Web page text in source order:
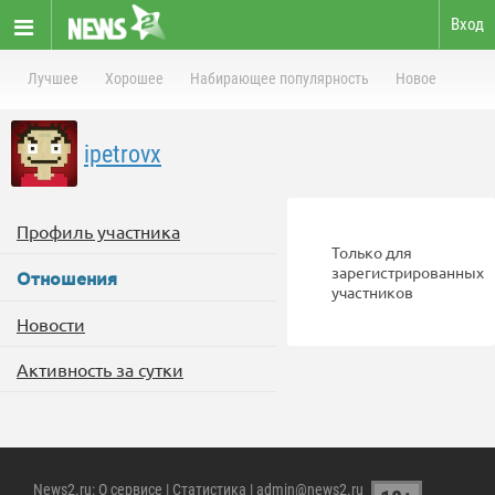
Вход
Лучшее Хорошее Набирающее популярность Новое
ipetrovx
Профиль участника
Отношения
Новости
Активность за сутки
Только для
зарегистрированных
участников
News2.ru: О сервисе | Статистика | admin@news2.ru